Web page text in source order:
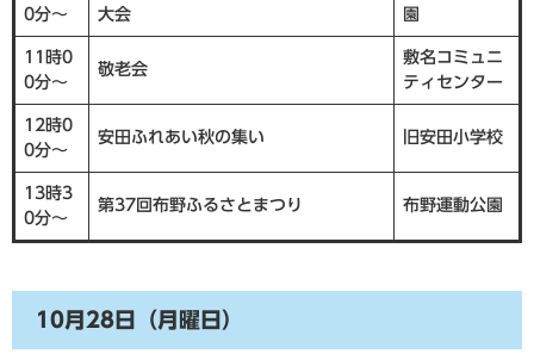
0分～
大会
園
11時0
0分～
敬老会
敷名コミュニ
ティセンター
12時0
0分～
安田ふれあい秋の集い 旧安田小学校
13時3
0分～
第37回布野ふるさとまつり 布野運動公園
10月28日（月曜日）